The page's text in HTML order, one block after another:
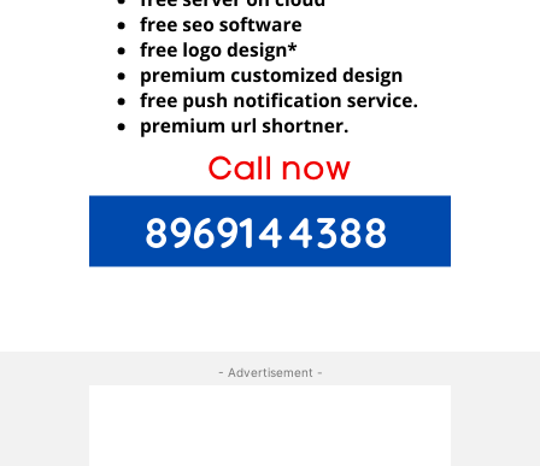
- Advertisement -